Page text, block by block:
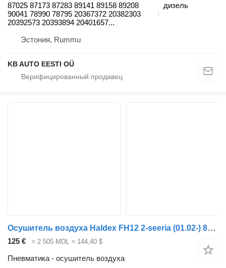
87025 87173 87283 89141 89158 89208
90041 78990 78795 20367372 20382303
20392573 20393894 20401657...
дизель
Эстония, Rummu
KB AUTO EESTI OÜ
Осушитель воздуха Haldex FH12 2-seeria (01.02-) 87025 для грузовика Volvo FH12, FH16, NH12, FH, VNL780 (1993-2014)
125 € ≈ 2 505 MDL ≈ 144,40 $
Пневматика - осушитель воздуха